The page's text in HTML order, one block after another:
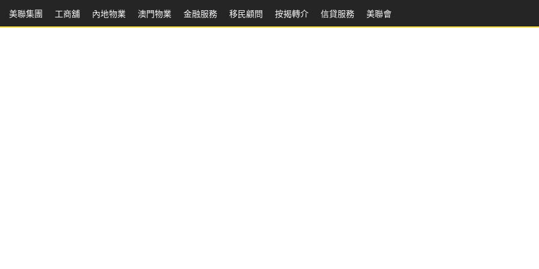
美聯集團 工商舖 內地物業 澳門物業 金融服務 移民顧問 按揭轉介 信貸服務 美聯會